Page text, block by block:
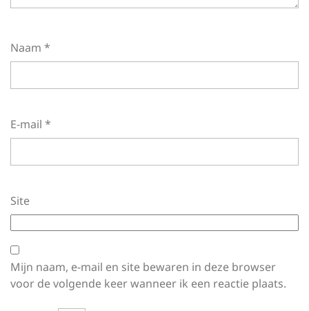
Naam *
E-mail *
Site
Mijn naam, e-mail en site bewaren in deze browser
voor de volgende keer wanneer ik een reactie plaats.